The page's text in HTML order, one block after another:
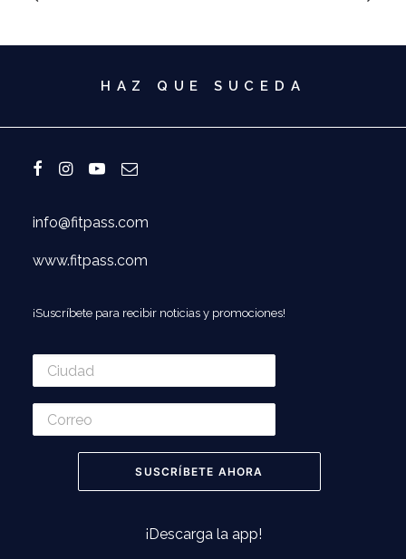
HAZ QUE SUCEDA
info@fitpass.com
www.fitpass.com
¡Suscríbete para recibir noticias y promociones!
¡Descarga la app!